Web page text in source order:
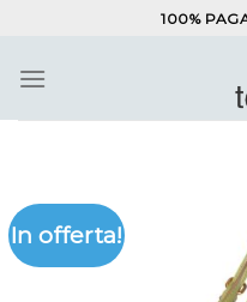
contenuti
100%
In offerta!